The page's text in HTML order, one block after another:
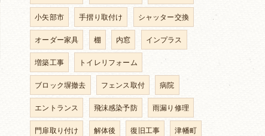
小矢部市 手摺り取付け シャッター交換
オーダー家具 棚 内窓 インプラス
増築工事 トイレリフォーム
ブロック塀撤去 フェンス取付 病院
エントランス 飛沫感染予防 雨漏り修理
門扉取り付け 解体後 復旧工事 津幡町